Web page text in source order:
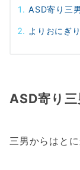
ASD寄り三
よりおにぎ
ASD寄り
三男からはと